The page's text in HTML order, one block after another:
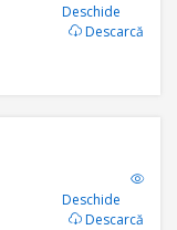
Deschide
Descarcă
Deschide
Descarcă